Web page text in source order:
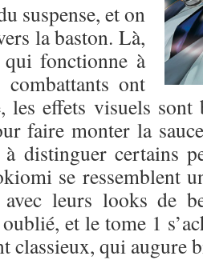
suspense, et on
la baston. Là,
qui fonctionne à
ont
les effets visuels sont
faire monter la
distinguer certains
se ressemblent
leurs looks de
et le tome 1
classieux, qui augure